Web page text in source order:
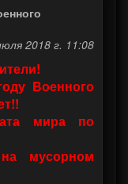
2018 г. 11:08
Военного
мира по
мусорном